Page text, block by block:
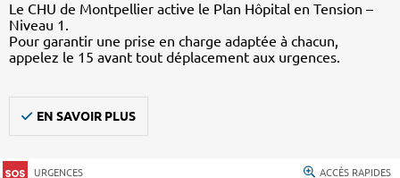
Le CHU de Montpellier active le Plan Hôpital en Tension –
Niveau 1.
Pour garantir une prise en charge adaptée à chacun,
appelez le 15 avant tout déplacement aux urgences.
EN SAVOIR PLUS
URGENCES ACCÈS RAPIDES